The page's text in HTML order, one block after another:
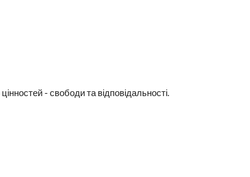
- свободи та відповідальності.